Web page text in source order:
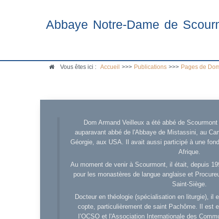
Abbaye Notre-Dame de
Vous êtes ici : Accueil >>> Publications >>> Pages de
Dom Armand Veilleux a été abbé de
auparavant abbé de l'Abbaye de Mistassini, au
Géorgie, aux USA. Il avait aussi participé à une
Afrique.
Au moment de venir à Scourmont, il était, depuis
pour les monastères de langue anglaise et
Saint-Siège.
Docteur en théologie (spécialisation en liturgie), il
copte, particulièrement de saint Pachôme. Il est
l’OCSO et l'Association Internationale des